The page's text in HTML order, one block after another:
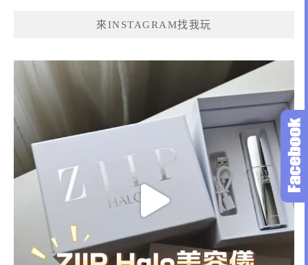
來INSTAGRAM找我玩